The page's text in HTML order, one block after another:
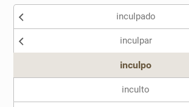
Sinônimos
Nenhum dos sinônimos apresentados me
inculpado
inculpar
inculpo
inculto